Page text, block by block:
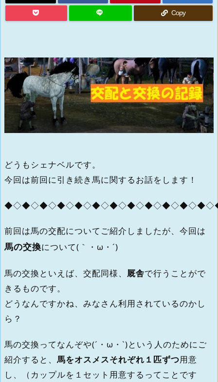
Copy
どうもシェナベルです。
今回は前回に引き続き馬に関するお話をします！
前回は馬の交配についてご紹介しましたが、今回は
馬の交換について(｀・ω・´)
馬の交換といえば、交配同様、 厩舎で行うことがで
きるものです。
どうなんですかね、みなさん利用されているのかし
ら？
馬の交換ってなんぞや(´・ω・`)という人のためにご
紹介すると、 馬をオスメスそれぞれ１匹ずつ用意
し、（カップルを１セット用意するってことです